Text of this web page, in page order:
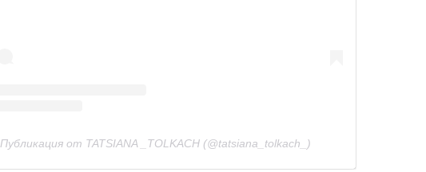
Публикация от TATSIANA _TOLKACH (@tatsiana_tolkach_)